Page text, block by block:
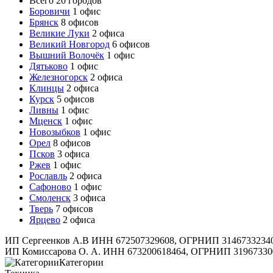
Боровичи 1 офис
Брянск 8 офисов
Великие Луки 2 офиса
Великий Новгород 6 офисов
Вышний Волочёк 1 офис
Дятьково 1 офис
Железногорск 2 офиса
Клинцы 2 офиса
Курск 5 офисов
Ливны 1 офис
Мценск 1 офис
Новозыбков 1 офис
Орел 8 офисов
Псков 3 офиса
Ржев 1 офис
Рославль 2 офиса
Сафоново 1 офис
Смоленск 3 офиса
Тверь 7 офисов
Ярцево 2 офиса
ИП Сергеенков А.В ИНН 672507329608, ОГРНИП
ИП Комиссарова О. А. ИНН 673200618464, ОГРНИП
Категории